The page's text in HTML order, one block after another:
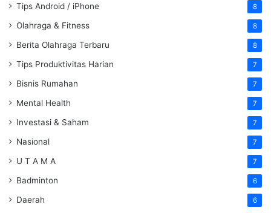
Tips Android / iPhone 8
Olahraga & Fitness 8
Berita Olahraga Terbaru 8
Tips Produktivitas Harian 7
Bisnis Rumahan 7
Mental Health 7
Investasi & Saham 7
Nasional 7
U T A M A 7
Badminton 6
Daerah 6